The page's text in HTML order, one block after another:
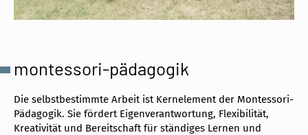
montessori-pädagogik
Die selbstbestimmte Arbeit ist Kernelement der Montessori-
Pädagogik. Sie fördert Eigenverantwortung, Flexibilität,
Kreativität und Bereitschaft für ständiges Lernen und